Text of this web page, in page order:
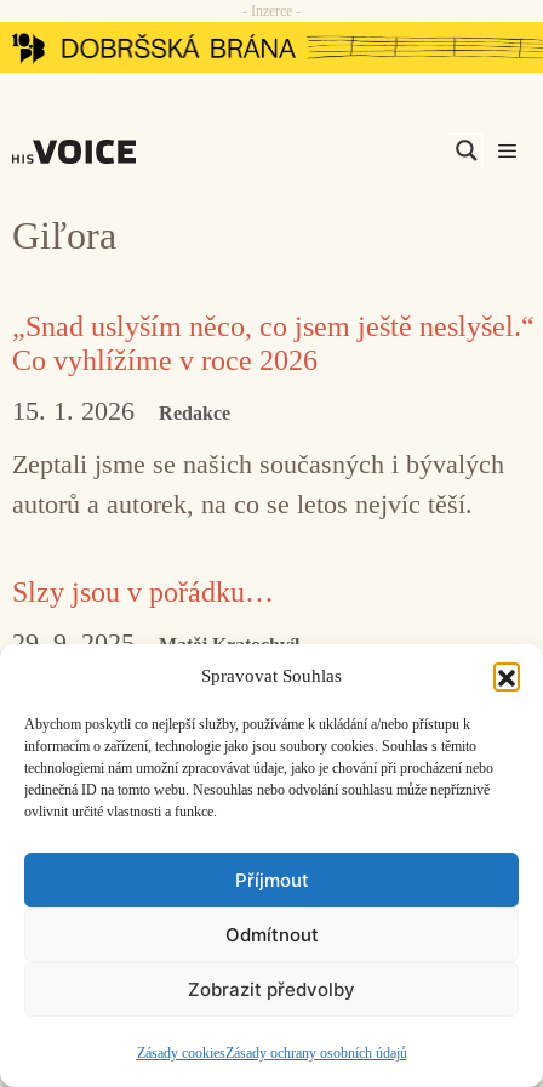
Spravovat Souhlas
Abychom poskytli co nejlepší služby, používáme k ukládání a/nebo přístupu k
informacím o zařízení, technologie jako jsou soubory cookies. Souhlas s těmito
technologiemi nám umožní zpracovávat údaje, jako je chování při procházení nebo
jedinečná ID na tomto webu. Nesouhlas nebo odvolání souhlasu může nepříznivě
ovlivnit určité vlastnosti a funkce.
Příjmout
Odmítnout
Zobrazit předvolby
Zásady cookiesZásady ochrany osobních údajů
Přeskočit
na
- Inzerce -
Giľora
„Snad uslyším něco, co jsem ještě neslyšel.“
Co vyhlížíme v roce 2026
15. 1. 2026 Redakce
Zeptali jsme se našich současných i bývalých
autorů a autorek, na co se letos nejvíc těší.
Slzy jsou v pořádku…
29. 9. 2025 Matěj Kratochvíl
S Ondřejem Skovajsou o romských písních
a projektu Giľora.
ČASOPIS O JINÉ HUDBĚ | vydáváHudební informační středisko